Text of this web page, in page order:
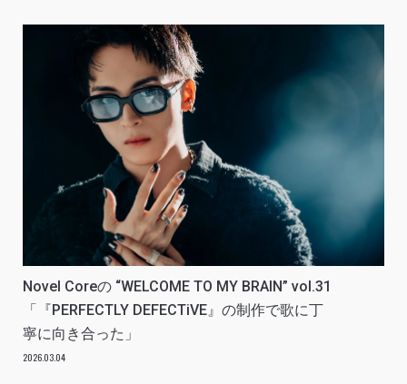
Novel Coreの “WELCOME TO MY BRAIN” vol.31
「『PERFECTLY DEFECTiVE』の制作で歌に丁
寧に向き合った」
2026.03.04